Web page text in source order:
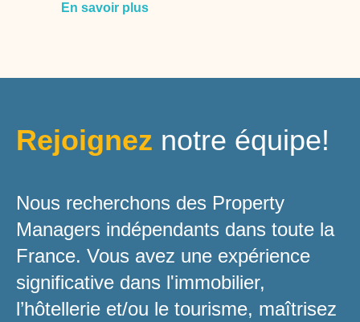
En savoir plus
Rejoignez notre équipe!
Nous recherchons des Property
Managers indépendants dans toute la
France. Vous avez une expérience
significative dans l'immobilier,
l’hôtellerie et/ou le tourisme, maîtrisez